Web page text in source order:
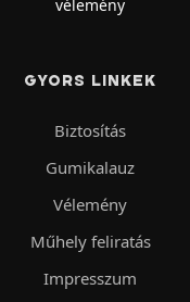
vélemény
GYORS LINKEK
Biztosítás
Gumikalauz
Vélemény
Műhely feliratás
Impresszum